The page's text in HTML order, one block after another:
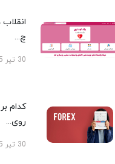
انقلاب
چ...
30 تیر 1405
کدام
روی...
30 تیر 1405